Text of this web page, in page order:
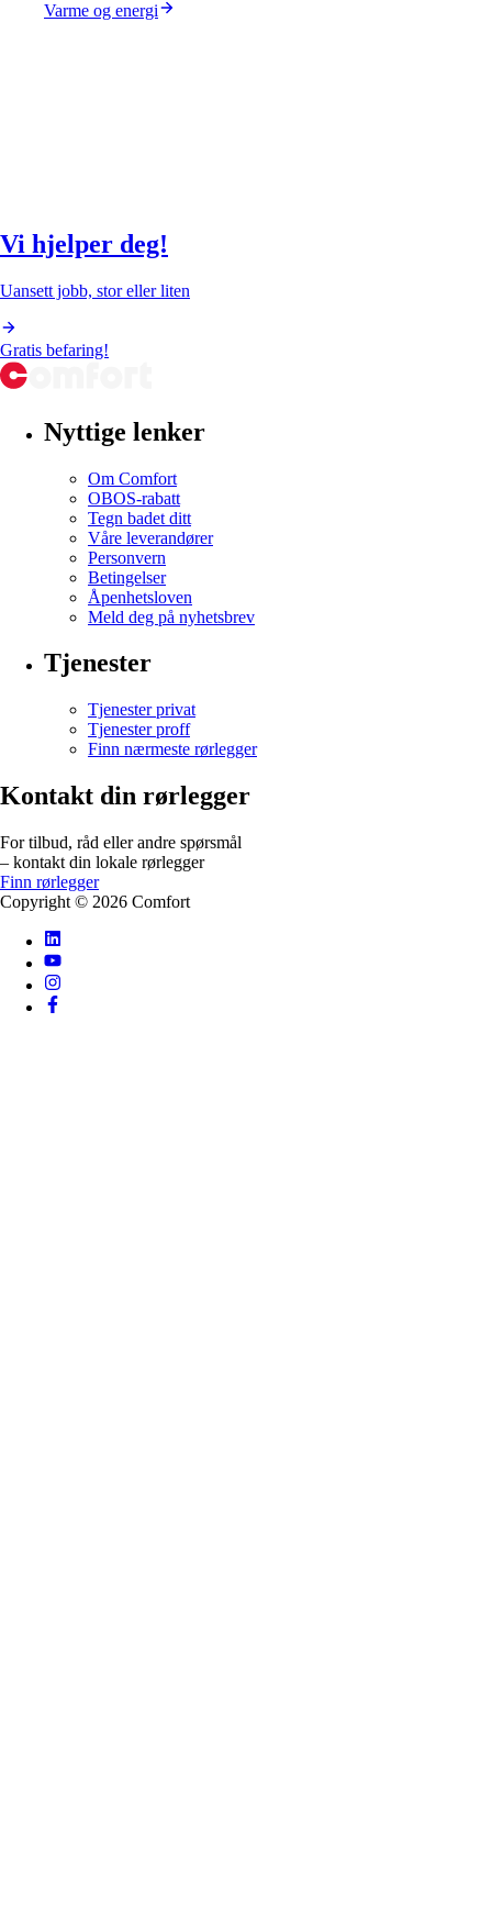
Varme og energi
Vi hjelper deg!
Uansett jobb, stor eller liten
Gratis befaring!
Nyttige lenker
Om Comfort
OBOS-rabatt
Tegn badet ditt
Våre leverandører
Personvern
Betingelser
Åpenhetsloven
Meld deg på nyhetsbrev
Tjenester
Tjenester privat
Tjenester proff
Finn nærmeste rørlegger
Kontakt din rørlegger
For tilbud, råd eller andre spørsmål
– kontakt din lokale rørlegger
Finn rørlegger
Copyright © 2026 Comfort